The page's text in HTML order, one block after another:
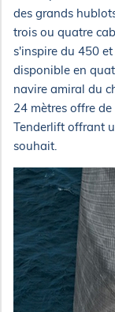
des grands
trois ou quatre
s'inspire du 450
disponible en
navire amiral du
24 mètres offre
Tenderlift offrant
souhait.